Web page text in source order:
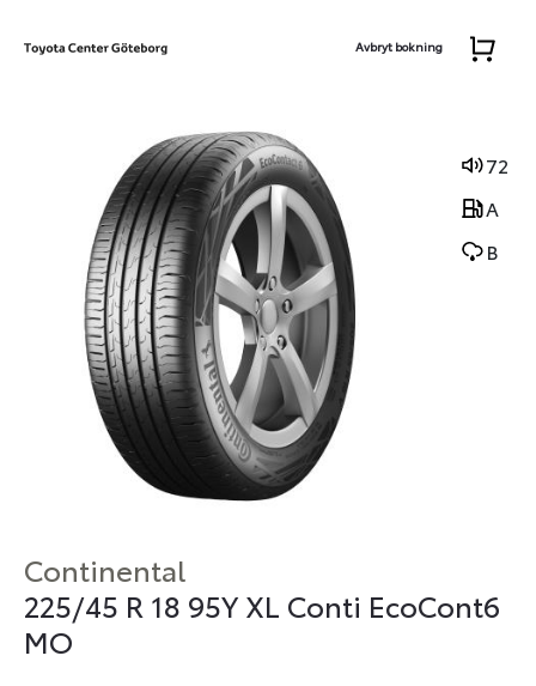
Avbryt bokning
72
A
B
Continental
225/45 R 18 95Y XL Conti EcoCont6
MO